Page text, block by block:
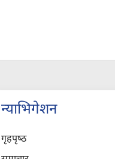
न्याभिगेशन
गृहपृष्‍ठ